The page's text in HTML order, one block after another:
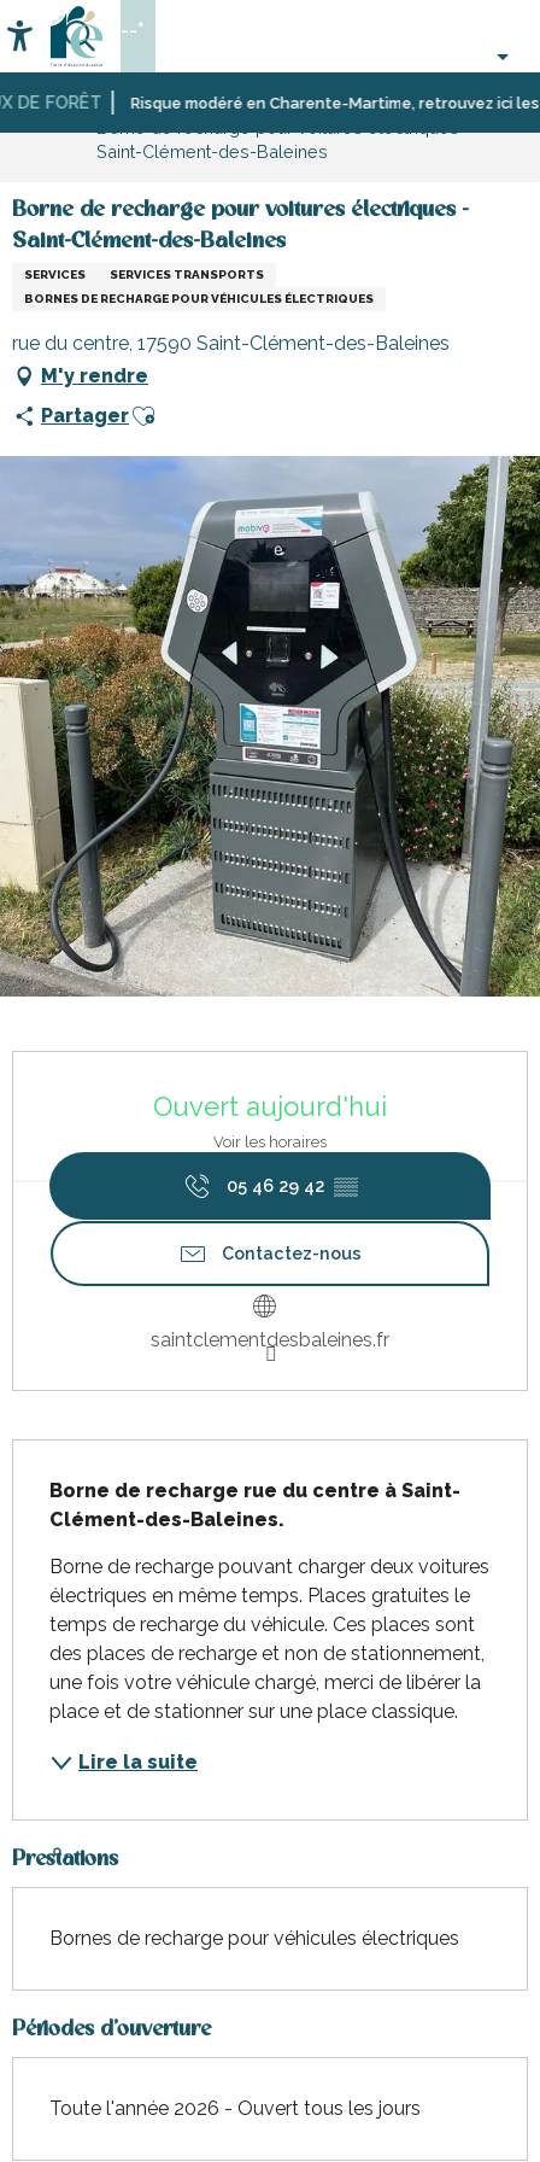
au
contenu
principal
FORÊT Risque modéré en Charente-Martime, retrouvez ici les
Accessibilité
Recherche
--°
Accueil S’informerCommerces,
et
Commerces
artisans
l’île
Saint-Clément-des-Baleines
Borne de recharge pour voitures électriques -
Saint-Clément-des-Baleines
SERVICES
SERVICES TRANSPORTS
BORNES DE RECHARGE POUR VÉHICULES ÉLECTRIQUES
rue du centre, 17590 Saint-Clément-des-Baleines
M'y rendre
PartagerAjouter aux favoris
Ouvert aujourd'hui
Voir les horaires
05 46 29 42 ▒▒
Contactez-nous
saintclementdesbaleines.fr
Borne de recharge rue du centre à Saint-
Clément-des-Baleines.
Borne de recharge pouvant charger deux voitures
électriques en même temps. Places gratuites le
temps de recharge du véhicule. Ces places sont
des places de recharge et non de stationnement,
une fois votre véhicule chargé, merci de libérer la
place et de stationner sur une place classique.
Lire la suite
Prestations
Bornes de recharge pour véhicules électriques
Périodes d'ouverture
Toute l'année 2026 - Ouvert tous les jours